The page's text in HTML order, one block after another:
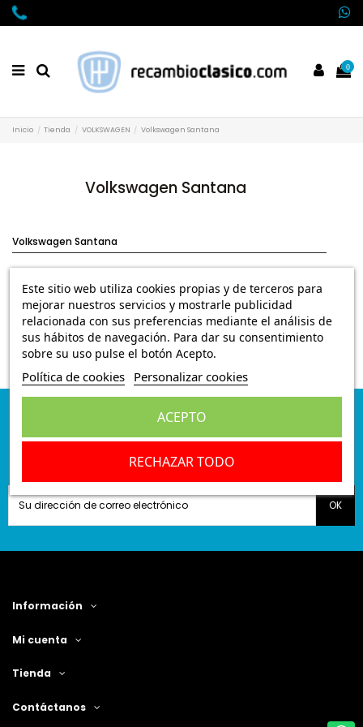
0
Inicio Tienda VOLKSWAGEN Volkswagen Santana
Volkswagen Santana
Volkswagen Santana
VOLKSWAGEN SANTANA CARROCERIA E INTERIOR
VOLKSWAGEN SANTANA ELECTRICIDAD E ILUMINACION
VOLKSWAGEN SANTANA FRENOS Y DIRECCION
VOLKSWAGEN SANTANA MECANICA
Suscríbete a nuestra
newsletter
Información
Mi cuenta
Tienda
Contáctanos
Este sitio web utiliza cookies propias y de terceros para
mejorar nuestros servicios y mostrarle publicidad
relacionada con sus preferencias mediante el análisis de
sus hábitos de navegación. Para dar su consentimiento
sobre su uso pulse el botón Acepto.
Política de cookies Personalizar cookies
RECHAZAR TODO
ACEPTO